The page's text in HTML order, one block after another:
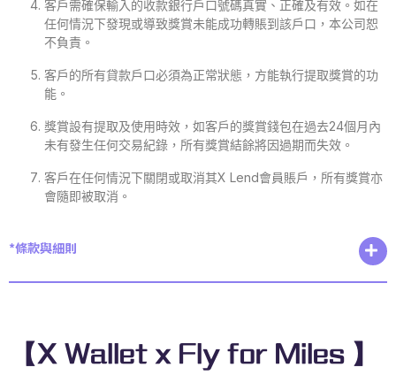
客戶需確保輸入的收款銀行戶口號碼真實、正確及有效。如在
任何情況下發現或導致獎賞未能成功轉賬到該戶口，本公司恕
不負責。
客戶的所有貸款戶口必須為正常狀態，方能執行提取獎賞的功
能。
獎賞設有提取及使用時效，如客戶的獎賞錢包在過去24個月內
未有發生任何交易紀錄，所有獎賞結餘將因過期而失效。
客戶在任何情況下關閉或取消其X Lend會員賬戶，所有獎賞亦
會隨即被取消。
*條款與細則
【X Wallet x Fly for Miles 】